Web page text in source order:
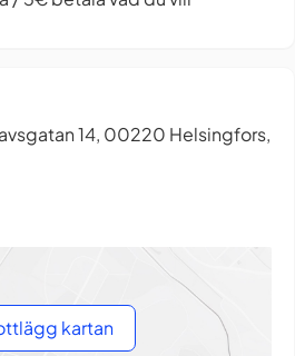
14, 00220 Helsingfors,
kartan